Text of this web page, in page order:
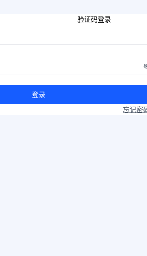
验证码登录
登录
忘记密